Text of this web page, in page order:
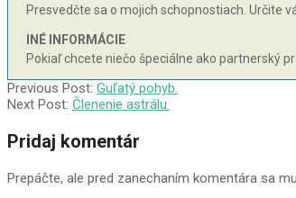
Presvedčte sa o mojich schopnostiach. Určite
INÉ INFORMÁCIE
Pokiaľ chcete niečo špeciálne ako partnerský
2003-
07-
Previous Post: Guľatý pohyb.
Next Post: Členenie astrálu.
Pridaj komentár
Prepáčte, ale pred zanechaním komentára sa